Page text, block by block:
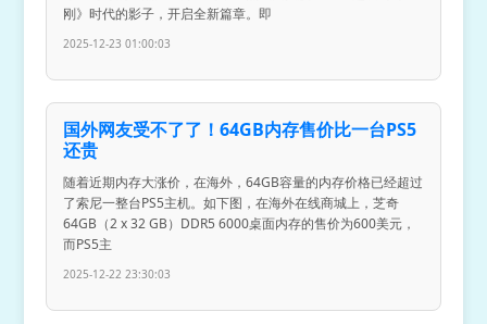
刚》时代的影子，开启全新篇章。即
2025-12-23 01:00:03
国外网友受不了了！64GB内存售价比一台PS5
还贵
随着近期内存大涨价，在海外，64GB容量的内存价格已经超过
了索尼一整台PS5主机。如下图，在海外在线商城上，芝奇
64GB（2 x 32 GB）DDR5 6000桌面内存的售价为600美元，
而PS5主
2025-12-22 23:30:03